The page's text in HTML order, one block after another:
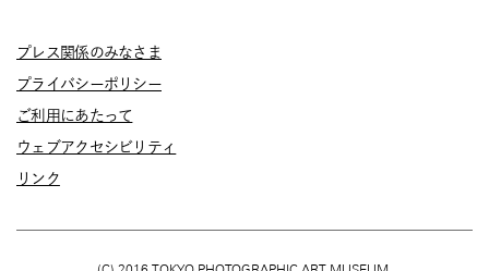
プレス関係のみなさま
プライバシーポリシー
ご利用にあたって
ウェブアクセシビリティ
リンク